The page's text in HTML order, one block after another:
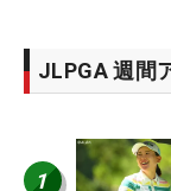
JLPGA 週間
1